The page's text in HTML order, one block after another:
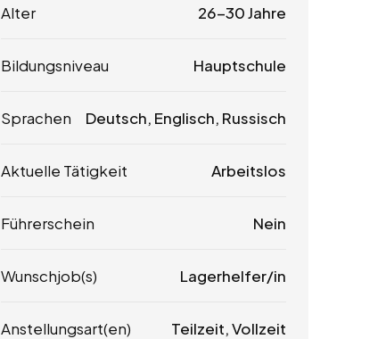
Alter 26-30 Jahre
Bildungsniveau Hauptschule
Sprachen Deutsch, Englisch, Russisch
Aktuelle Tätigkeit Arbeitslos
Führerschein Nein
Wunschjob(s) Lagerhelfer/in
Anstellungsart(en) Teilzeit, Vollzeit